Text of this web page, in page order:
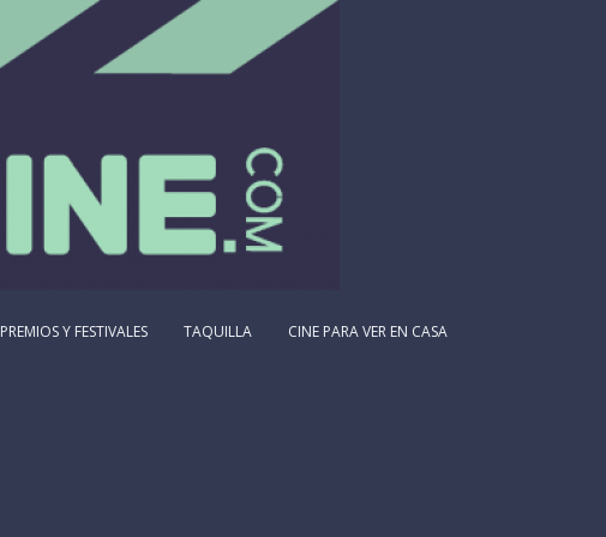
PREMIOS Y FESTIVALES TAQUILLA CINE PARA VER EN CASA